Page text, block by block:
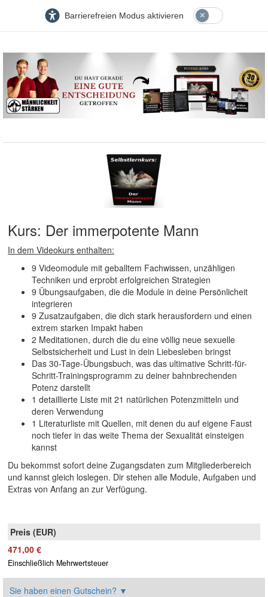
Barrierefreien Modus aktivieren
Kurs: Der immerpotente Mann
In dem Videokurs enthalten:
9 Videomodule mit geballtem Fachwissen, unzähligen
Techniken und erprobt erfolgreichen Strategien
9 Übungsaufgaben, die die Module in deine Persönlicheit
integrieren
9 Zusatzaufgaben, die dich stark herausfordern und einen
extrem starken Impakt haben
2 Meditationen, durch die du eine völlig neue sexuelle
Selbstsicherheit und Lust in dein Liebesleben bringst
Das 30-Tage-Übungsbuch, was das ultimative Schritt-für-
Schritt-Trainingsprogramm zu deiner bahnbrechenden
Potenz darstellt
1 detaillierte Liste mit 21 natürlichen Potenzmitteln und
deren Verwendung
1 Literaturliste mit Quellen, mit denen du auf eigene Faust
noch tiefer in das weite Thema der Sexualität einsteigen
kannst
Du bekommst sofort deine Zugangsdaten zum Mitgliederbereich
und kannst gleich loslegen. Dir stehen alle Module, Aufgaben und
Extras von Anfang an zur Verfügung.
471,00 €
Einschließlich Mehrwertsteuer
Sie haben einen Gutschein? ▼